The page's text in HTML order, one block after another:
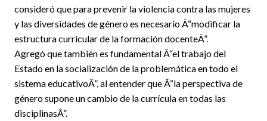
consideró que para prevenir la violencia contra las mujeres
y las diversidades de género es necesario Â“modificar la
estructura curricular de la formación docenteÂ”.
Agregó que también es fundamental Â“el trabajo del
Estado en la socialización de la problemática en todo el
sistema educativoÂ”, al entender que Â“la perspectiva de
género supone un cambio de la currícula en todas las
disciplinasÂ”.